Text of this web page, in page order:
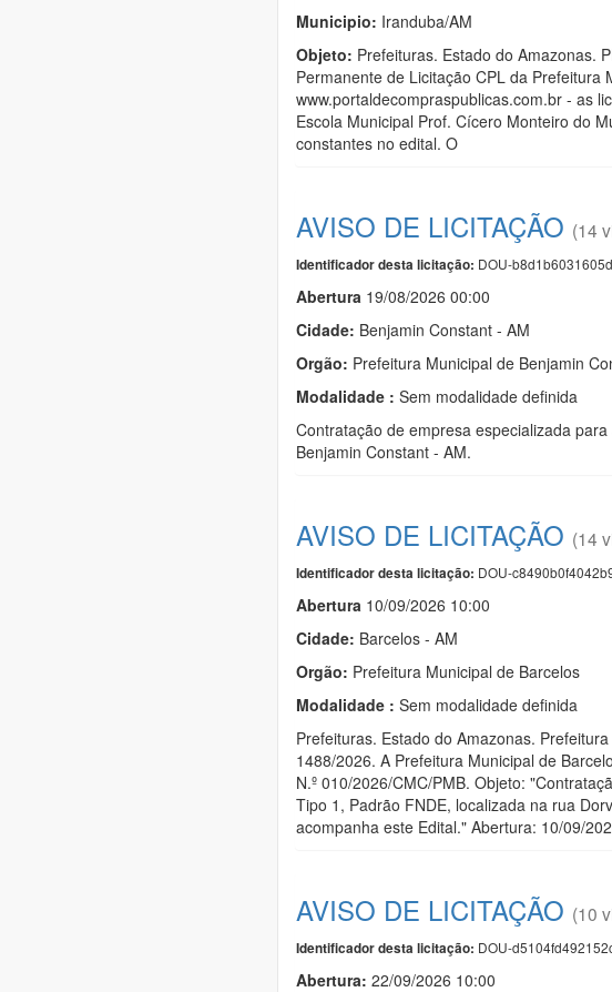
Municipio: Iranduba/AM
Objeto: Prefeituras. Estado do Amazonas.
Permanente de Licitação CPL da
www.portaldecompraspublicas.com.br - as
Escola Municipal Prof. Cícero Monteiro do
constantes no edital. O
AVISO DE LICITAÇÃO (14
Identificador desta licitação: DOU-
Abertura 19/08/2026 00:00
Cidade: Benjamin Constant - AM
Orgão: Prefeitura Municipal de Benjamin
Modalidade : Sem modalidade definida
Contratação de empresa especializada
Benjamin Constant - AM.
AVISO DE LICITAÇÃO (14
Identificador desta licitação: DOU-
Abertura 10/09/2026 10:00
Cidade: Barcelos - AM
Orgão: Prefeitura Municipal de Barcelos
Modalidade : Sem modalidade definida
Prefeituras. Estado do Amazonas.
1488/2026. A Prefeitura Municipal de
N.º 010/2026/CMC/PMB. Objeto:
Tipo 1, Padrão FNDE, localizada na rua
acompanha este Edital." Abertura: 10/09/
AVISO DE LICITAÇÃO (10
Identificador desta licitação: DOU-
Abertura: 22/09/2026 10:00